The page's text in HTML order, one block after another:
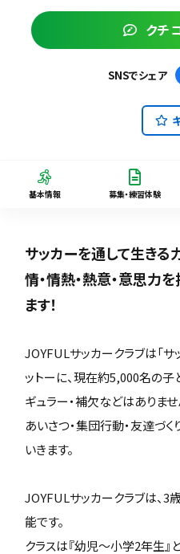
クチ
SNSでシェア
基本情報 募集・練習体験
サッカーを通して生きる
情・情熱・熱意・意思力
ます！
JOYFULサッカークラブは「
ットーに、現在約5,000名の
ギュラー・補欠などはありませ
あいさつ・集団行動・友達づ
いきます。
JOYFULサッカークラブは、
能です。
クラスは『幼児～小学2年生』